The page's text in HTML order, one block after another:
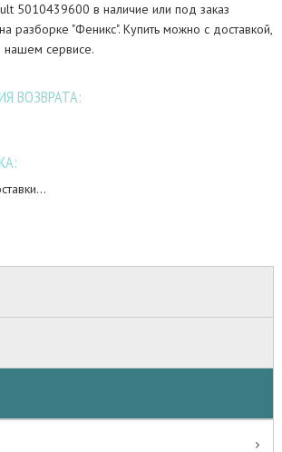
5010439600 в наличие или под заказ
разборке "Феникс". Купить можно с доставкой,
нашем сервисе.
ВОЗВРАТА: